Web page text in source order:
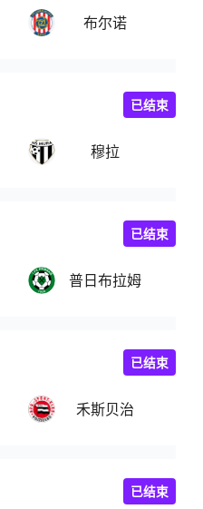
布尔诺
穆拉
已结束
普日布拉姆
已结束
禾斯贝治
已结束
已结束